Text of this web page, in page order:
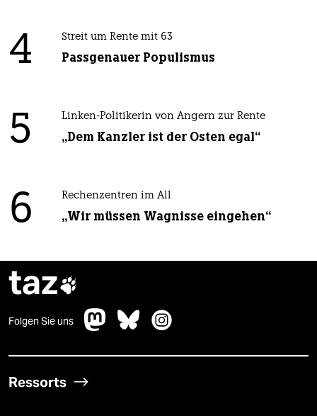
4 Streit um Rente mit 63
Passgenauer Populismus
5 Linken-Politikerin von Angern zur Rente
„Dem Kanzler ist der Osten egal“
6 Rechenzentren im All
„Wir müssen Wagnisse eingehen“
taz
Folgen Sie uns
Ressorts